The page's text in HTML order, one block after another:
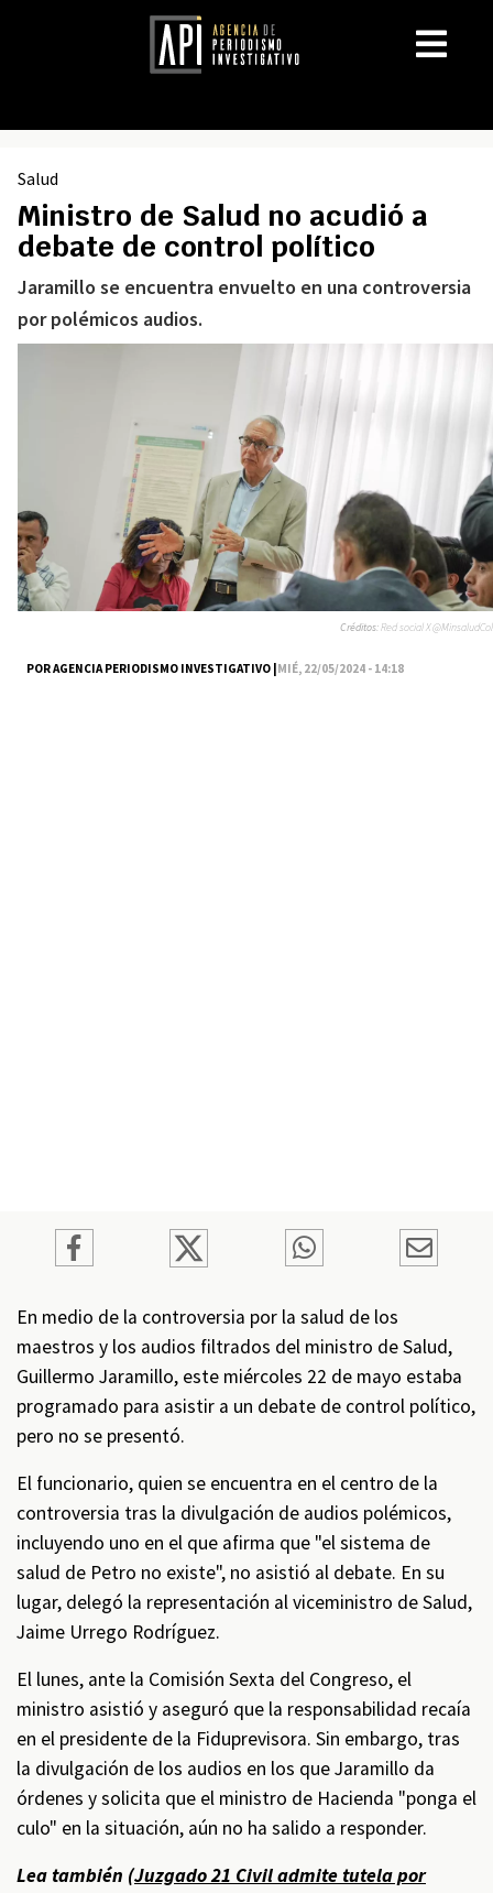
Salud
Ministro de Salud no acudió a
debate de control político
Jaramillo se encuentra envuelto en una controversia
por polémicos audios.
POR AGENCIA PERIODISMO INVESTIGATIVO |MIÉ, 22/05/2024 - 14:18
Créditos:Red social X @MinsaludCol
En medio de la controversia por la salud de los
maestros y los audios filtrados del ministro de Salud,
Guillermo Jaramillo, este miércoles 22 de mayo estaba
programado para asistir a un debate de control político,
pero no se presentó.
El funcionario, quien se encuentra en el centro de la
controversia tras la divulgación de audios polémicos,
incluyendo uno en el que afirma que "el sistema de
salud de Petro no existe", no asistió al debate. En su
lugar, delegó la representación al viceministro de Salud,
Jaime Urrego Rodríguez.
El lunes, ante la Comisión Sexta del Congreso, el
ministro asistió y aseguró que la responsabilidad recaía
en el presidente de la Fiduprevisora. Sin embargo, tras
la divulgación de los audios en los que Jaramillo da
órdenes y solicita que el ministro de Hacienda "ponga el
culo" en la situación, aún no ha salido a responder.
Lea también (Juzgado 21 Civil admite tutela por